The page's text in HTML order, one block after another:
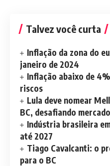
Talvez você curta
Inflação da zona do
janeiro de 2024
Inflação abaixo de
riscos
Lula deve nomear
BC, desafiando
Indústria brasileira
até 2027
Tiago Cavalcanti: o
para o BC